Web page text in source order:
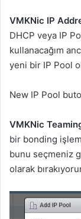
VMKNic IP
DHCP veya IP
kullanacağım
yeni bir IP Pool
New IP Pool
VMKNic
bir bonding
bunu seçmeniz
olarak